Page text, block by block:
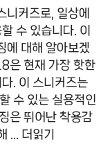
커즈로, 일상에
수 있습니다. 이
에 대해 알아보겠
은 현재 가장 핫한
. 이 스니커즈는
수 있는 실용적인
은 뛰어난 착용감
…
더읽기